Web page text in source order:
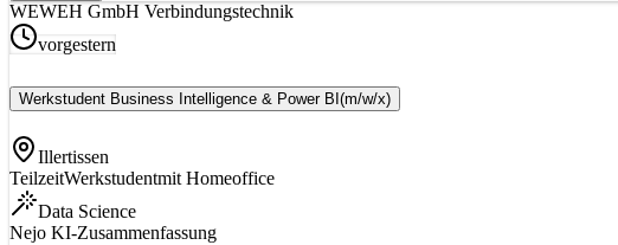
WEWEH GmbH Verbindungstechnik
vorgestern
Werkstudent Business Intelligence & Power BI (m/w/x)
Illertissen
TeilzeitWerkstudentmit Homeoffice
Data Science
Nejo KI-Zusammenfassung